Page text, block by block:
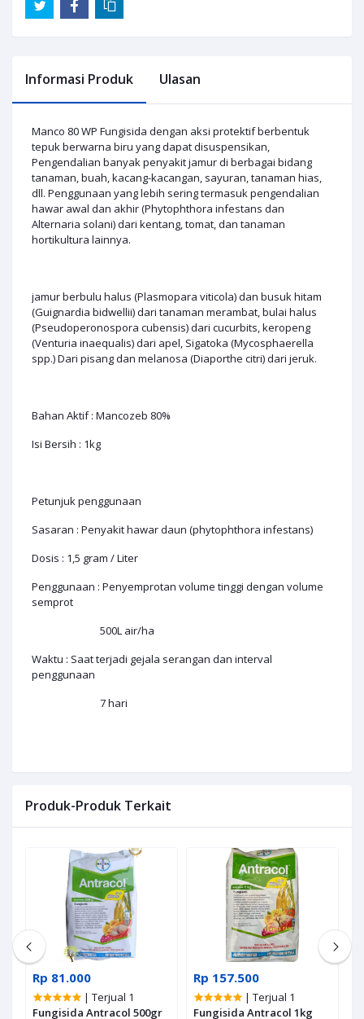
Informasi Produk Ulasan
Manco 80 WP Fungisida dengan aksi protektif berbentuk
tepuk berwarna biru yang dapat disuspensikan,
Pengendalian banyak penyakit jamur di berbagai bidang
tanaman, buah, kacang-kacangan, sayuran, tanaman hias,
dll. Penggunaan yang lebih sering termasuk pengendalian
hawar awal dan akhir (Phytophthora infestans dan
Alternaria solani) dari kentang, tomat, dan tanaman
hortikultura lainnya.
jamur berbulu halus (Plasmopara viticola) dan busuk hitam
(Guignardia bidwellii) dari tanaman merambat, bulai halus
(Pseudoperonospora cubensis) dari cucurbits, keropeng
(Venturia inaequalis) dari apel, Sigatoka (Mycosphaerella
spp.) Dari pisang dan melanosa (Diaporthe citri) dari jeruk.
Bahan Aktif : Mancozeb 80%
Isi Bersih : 1kg
Petunjuk penggunaan
Sasaran : Penyakit hawar daun (phytophthora infestans)
Dosis : 1,5 gram / Liter
Penggunaan : Penyemprotan volume tinggi dengan volume
semprot
500L air/ha
Waktu : Saat terjadi gejala serangan dan interval
penggunaan
7 hari
Produk-Produk Terkait
Rp 81.000
| Terjual 1
Fungisida Antracol 500gr
Rp 157.500
| Terjual 1
Fungisida Antracol 1kg